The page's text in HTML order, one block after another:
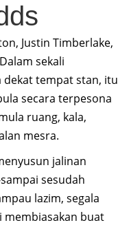
Justin Timberlake,
sekali
dekat tempat stan, itu
secara terpesona
ruang, kala,
mesra.
jalinan
sesudah
lazim, segala
membiasakan buat